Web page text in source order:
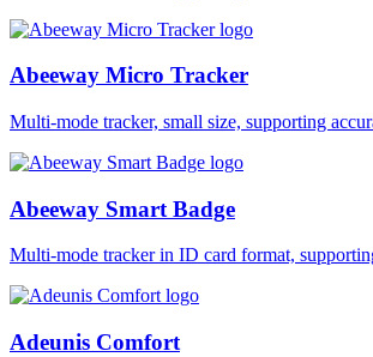
Abeeway Micro Tracker
Multi-mode tracker, small size, supporting
Abeeway Smart Badge
Multi-mode tracker in ID card format,
Adeunis Comfort